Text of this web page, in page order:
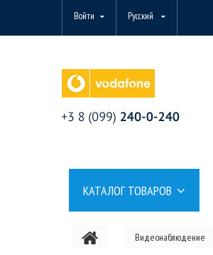
Войти Русский
КАТАЛОГ ТОВАРОВ
Видеонаблюдение